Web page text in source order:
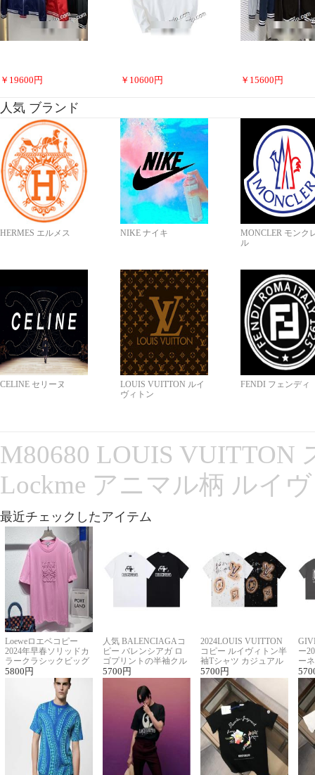
￥ 19600 円 ￥ 10600 円 ￥ 15600 円
人気 ブランド
HERMES エルメス NIKE ナイキ
MONCLER モンク
ル
CELINE セリーヌ
LOUIS VUITTON ルイ
ヴィトン
FENDI フェンディ
M80680 LOUIS VUITTON
Lockme アニマル柄 ルイ
最近チェックしたアイテム
Loeweロエベコピー
2024年早春ソリッドカ
ラークラシックビッグ
ロゴ刺繍Tシャツ
5800 円
人気 BALENCIAGAコ
ピー バレンシアガ ロ
ゴプリントの半袖クル
ーネックTシャツ
5700 円
2024LOUIS VUITTON
コピー ルイヴィトン半
袖Tシャツ カジュアル
に馴染む 2色展開
5700 円
ー
ー
ー